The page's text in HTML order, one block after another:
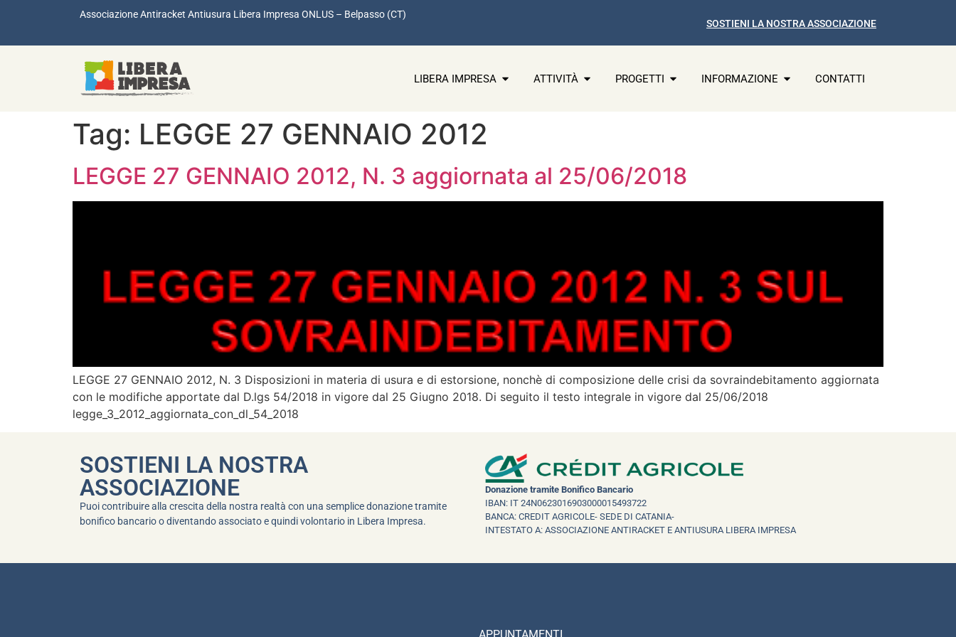
Associazione Antiracket Antiusura Libera Impresa ONLUS – Belpasso (CT)
SOSTIENI LA NOSTRA ASSOCIAZIONE
LIBERA IMPRESA ATTIVITÀ PROGETTI INFORMAZIONE CONTATTI
Tag: LEGGE 27 GENNAIO 2012
LEGGE 27 GENNAIO 2012, N. 3 aggiornata al 25/06/2018
LEGGE 27 GENNAIO 2012, N. 3 Disposizioni in materia di usura e di estorsione, nonchè di composizione delle crisi da sovraindebitamento aggiornata
con le modifiche apportate dal D.lgs 54/2018 in vigore dal 25 Giugno 2018. Di seguito il testo integrale in vigore dal 25/06/2018
legge_3_2012_aggiornata_con_dl_54_2018
SOSTIENI LA NOSTRA
ASSOCIAZIONE
Puoi contribuire alla crescita della nostra realtà con una semplice donazione tramite
bonifico bancario o diventando associato e quindi volontario in Libera Impresa.
Donazione tramite Bonifico Bancario
IBAN: IT 24N0623016903000015493722
BANCA: CREDIT AGRICOLE- SEDE DI CATANIA-
INTESTATO A: ASSOCIAZIONE ANTIRACKET E ANTIUSURA LIBERA IMPRESA